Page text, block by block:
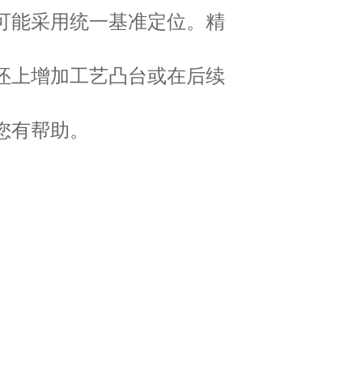
能采用统一基准定位。精
上增加工艺凸台或在后续
帮助。